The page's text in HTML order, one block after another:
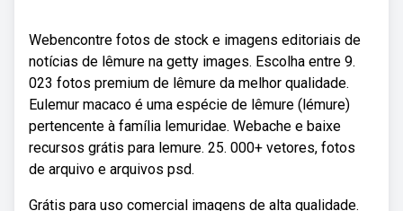
Webencontre fotos de stock e imagens editoriais de
notícias de lêmure na getty images. Escolha entre 9.
023 fotos premium de lêmure da melhor qualidade.
Eulemur macaco é uma espécie de lêmure (lémure)
pertencente à família lemuridae. Webache e baixe
recursos grátis para lemure. 25. 000+ vetores, fotos
de arquivo e arquivos psd.
Grátis para uso comercial imagens de alta qualidade.